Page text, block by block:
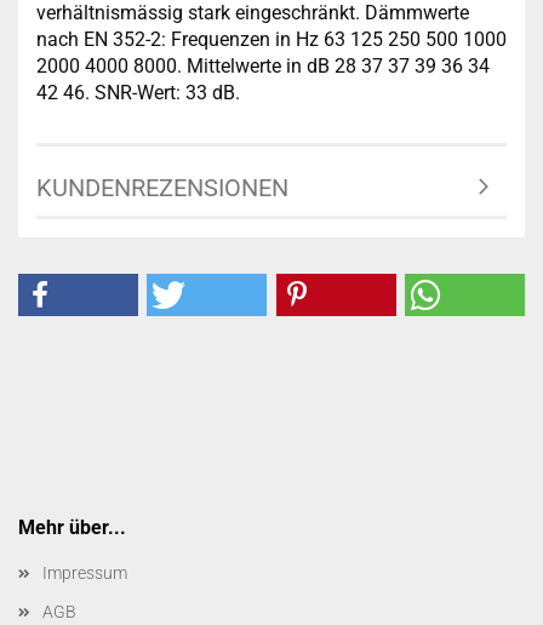
verhältnismässig stark eingeschränkt. Dämmwerte
nach EN 352-2: Frequenzen in Hz 63 125 250 500 1000
2000 4000 8000. Mittelwerte in dB 28 37 37 39 36 34
42 46. SNR-Wert: 33 dB.
KUNDENREZENSIONEN
Mehr über...
Impressum
AGB